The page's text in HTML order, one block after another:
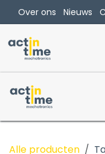
Overslaan naar inhoud
Over ons Nieuws
Alle producten